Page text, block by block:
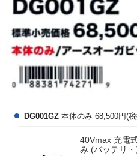
DG001GZ 本体のみ 68,500円(
40Vmax 充電
み (バッテリ